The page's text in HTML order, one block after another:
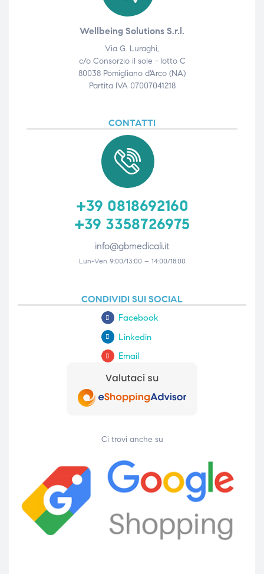
Wellbeing Solutions S.r.l.
Via G. Luraghi,
c/o Consorzio il sole - lotto C
80038 Pomigliano d'Arco (NA)
Partita IVA 07007041218
CONTATTI
+39 0818692160
+39 3358726975
info@gbmedicali.it
Lun-Ven 9:00/13:00 – 14:00/18:00
CONDIVIDI SUI SOCIAL
Facebook
Linkedin
Email
Ci trovi anche su